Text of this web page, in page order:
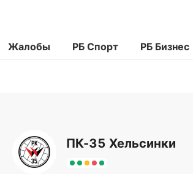
Жалобы РБ Спорт РБ Бизнес
ПК-35 Хельсинки